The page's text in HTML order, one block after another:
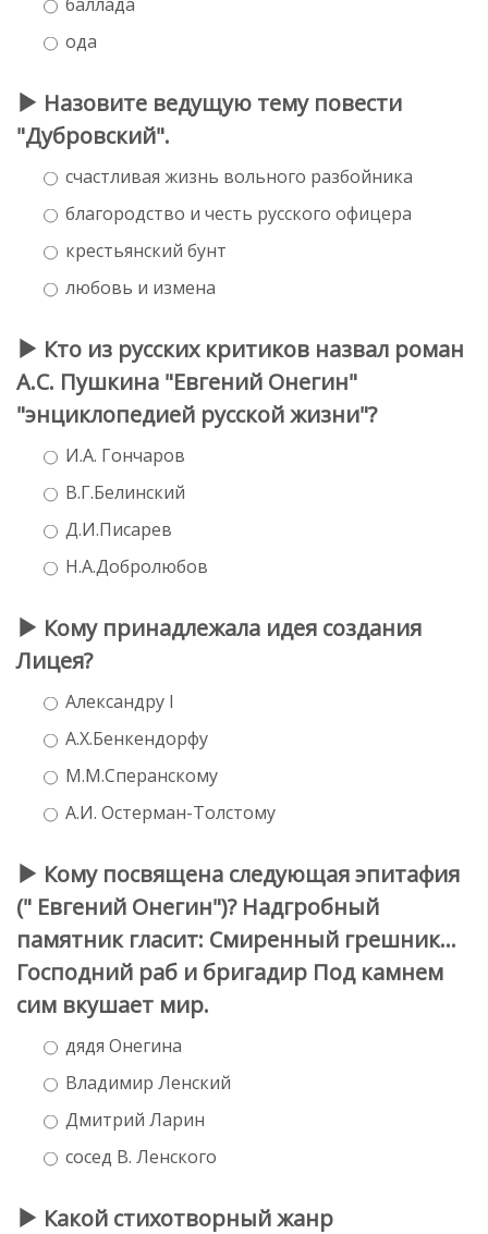
ода
Назовите ведущую тему повести
"Дубровский".
счастливая жизнь вольного разбойника
благородство и честь русского офицера
крестьянский бунт
любовь и измена
Кто из русских критиков назвал роман
А.С. Пушкина "Евгений Онегин"
"энциклопедией русской жизни"?
И.А. Гончаров
В.Г.Белинский
Д.И.Писарев
Н.А.Добролюбов
Кому принадлежала идея создания
Лицея?
Александру I
А.Х.Бенкендорфу
М.М.Сперанскому
А.И. Остерман-Толстому
Кому посвящена следующая эпитафия
(" Евгений Онегин")? Надгробный
памятник гласит: Смиренный грешник...
Господний раб и бригадир Под камнем
сим вкушает мир.
дядя Онегина
Владимир Ленский
Дмитрий Ларин
сосед В. Ленского
Какой стихотворный жанр